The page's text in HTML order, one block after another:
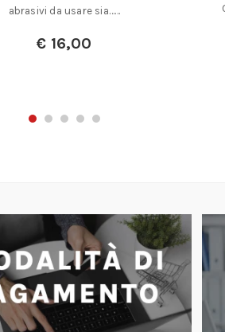
abrasivi da usare sia……
€ 16,00